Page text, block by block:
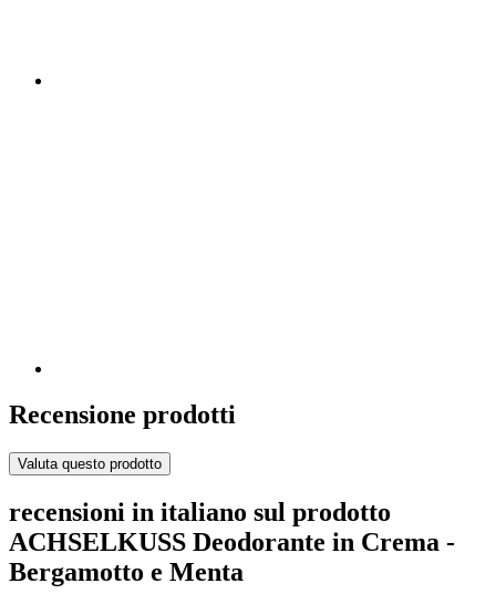
Recensione prodotti
Valuta questo prodotto
recensioni in italiano sul prodotto
ACHSELKUSS Deodorante in Crema -
Bergamotto e Menta